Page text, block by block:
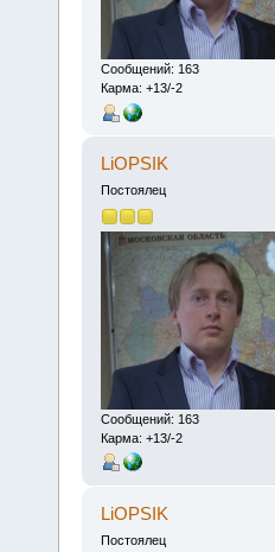
Сообщений: 163
Карма: +13/-2
LiOPSIK
Постоялец
Сообщений: 163
Карма: +13/-2
LiOPSIK
Постоялец